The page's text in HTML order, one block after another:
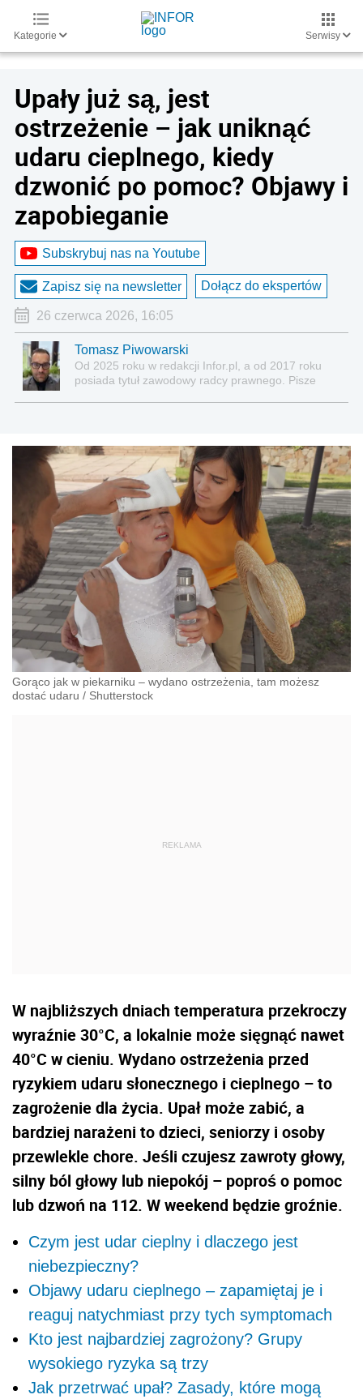
Kategorie Serwisy
Upały już są, jest
ostrzeżenie – jak uniknąć
udaru cieplnego, kiedy
dzwonić po pomoc? Objawy i
zapobieganie
Subskrybuj nas na Youtube
Zapisz się na newsletter Dołącz do ekspertów
26 czerwca 2026, 16:05
Tomasz Piwowarski
Od 2025 roku w redakcji Infor.pl, a od 2017 roku
posiada tytuł zawodowy radcy prawnego. Pisze
Gorąco jak w piekarniku – wydano ostrzeżenia, tam możesz
dostać udaru / Shutterstock
W najbliższych dniach temperatura przekroczy
wyraźnie 30°C, a lokalnie może sięgnąć nawet
40°C w cieniu. Wydano ostrzeżenia przed
ryzykiem udaru słonecznego i cieplnego – to
zagrożenie dla życia. Upał może zabić, a
bardziej narażeni to dzieci, seniorzy i osoby
przewlekle chore. Jeśli czujesz zawroty głowy,
silny ból głowy lub niepokój – poproś o pomoc
lub dzwoń na 112. W weekend będzie groźnie.
Czym jest udar cieplny i dlaczego jest
niebezpieczny?
Objawy udaru cieplnego – zapamiętaj je i
reaguj natychmiast przy tych symptomach
Kto jest najbardziej zagrożony? Grupy
wysokiego ryzyka są trzy
Jak przetrwać upał? Zasady, które mogą